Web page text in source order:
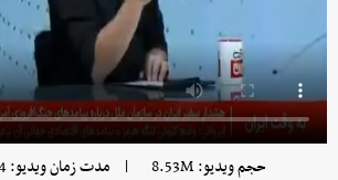
حجم ویدیو: 8.53M | مدت زمان ویدیو: 00:04:04